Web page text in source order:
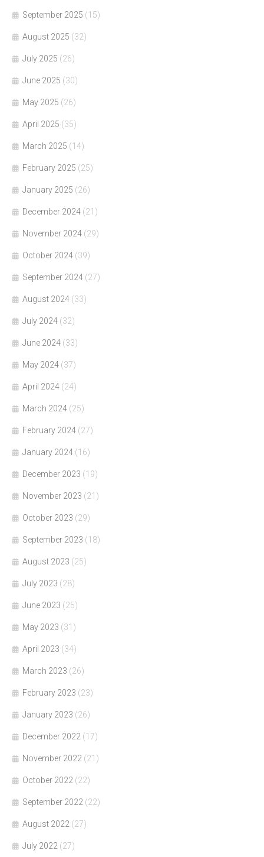
September 2025 (15)
August 2025 (32)
July 2025 (26)
June 2025 (30)
May 2025 (26)
April 2025 (35)
March 2025 (14)
February 2025 (25)
January 2025 (26)
December 2024 (21)
November 2024 (29)
October 2024 (39)
September 2024 (27)
August 2024 (33)
July 2024 (32)
June 2024 (33)
May 2024 (37)
April 2024 (24)
March 2024 (25)
February 2024 (27)
January 2024 (16)
December 2023 (19)
November 2023 (21)
October 2023 (29)
September 2023 (18)
August 2023 (25)
July 2023 (28)
June 2023 (25)
May 2023 (31)
April 2023 (34)
March 2023 (26)
February 2023 (23)
January 2023 (26)
December 2022 (17)
November 2022 (21)
October 2022 (22)
September 2022 (22)
August 2022 (27)
July 2022 (27)